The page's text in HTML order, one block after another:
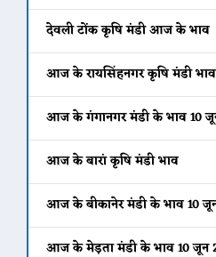
देवली टोंक कृषि मंडी आज के भाव
आज के रायसिंहनगर कृषि मंडी भाव
आज के गंगानगर मंडी के भाव 10
आज के बारां कृषि मंडी भाव
आज के बीकानेर मंडी के भाव 10
आज के मेड़ता मंडी के भाव 10 जून